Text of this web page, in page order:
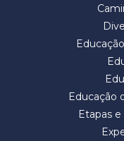
Educação
Etapas